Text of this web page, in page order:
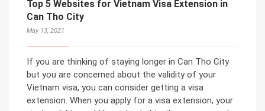
Top 5 Websites for Vietnam Visa Extension in
Can Tho City
May 13, 2021
If you are thinking of staying longer in Can Tho City
but you are concerned about the validity of your
Vietnam visa, you can consider getting a visa
extension. When you apply for a visa extension, your